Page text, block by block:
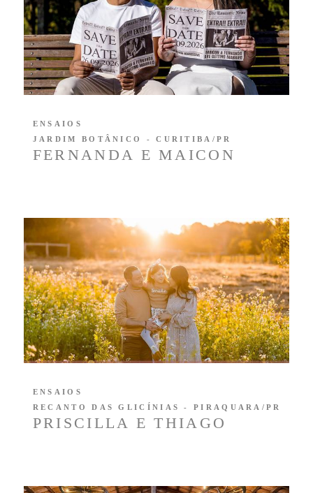
FERNANDA E MAICON
ENSAIOS
JARDIM BOTÂNICO - CURITIBA/PR
PRISCILLA E THIAGO
ENSAIOS
RECANTO DAS GLICÍNIAS - PIRAQUARA/PR